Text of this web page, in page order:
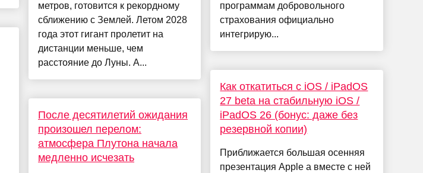
метров, готовится к рекордному
сближению с Землей. Летом 2028
года этот гигант пролетит на
дистанции меньше, чем
расстояние до Луны. А...
После десятилетий ожидания
произошел перелом:
атмосфера Плутона начала
медленно исчезать
программам добровольного
страхования официально
интегрирую...
Как откатиться с iOS / iPadOS
27 beta на стабильную iOS /
iPadOS 26 (бонус: даже без
резервной копии)
Приближается большая осенняя
презентация Apple а вместе с ней